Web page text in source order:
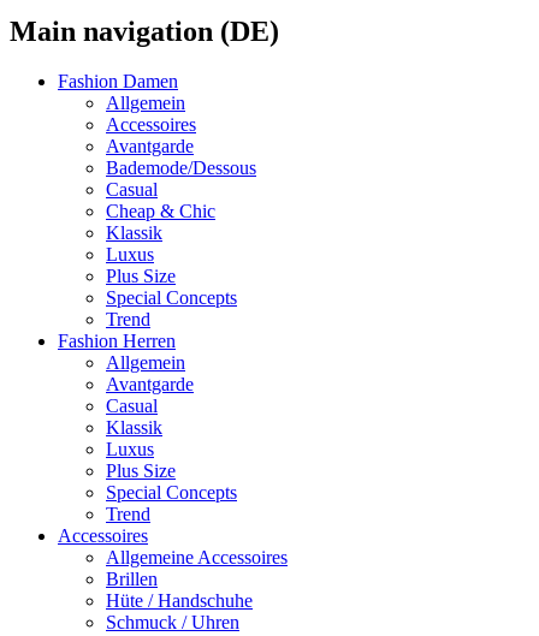
Main navigation (DE)
Fashion Damen
Allgemein
Accessoires
Avantgarde
Bademode/Dessous
Casual
Cheap & Chic
Klassik
Luxus
Plus Size
Special Concepts
Trend
Fashion Herren
Allgemein
Avantgarde
Casual
Klassik
Luxus
Plus Size
Special Concepts
Trend
Accessoires
Allgemeine Accessoires
Brillen
Hüte / Handschuhe
Schmuck / Uhren